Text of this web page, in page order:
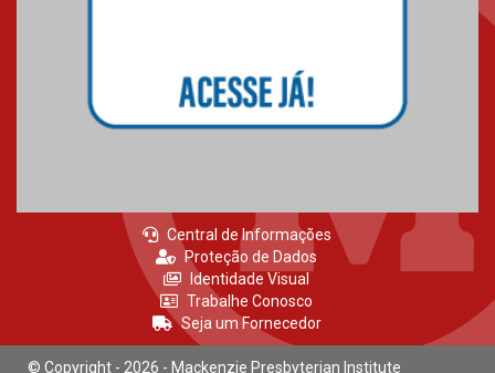
Central de Informações
Proteção de Dados
Identidade Visual
Trabalhe Conosco
Seja um Fornecedor
© Copyright - 2026 - Mackenzie Presbyterian Institute